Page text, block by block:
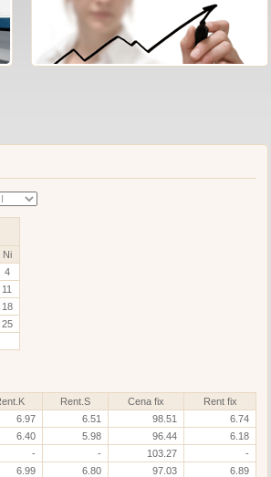
Ni
4
11
18
25
Rent.S Cena fix
Rent fix
6.97 6.51 98.51
6.74
6.40 5.98 96.44
6.18
- - 103.27
-
6.99 6.80 97.03
6.89